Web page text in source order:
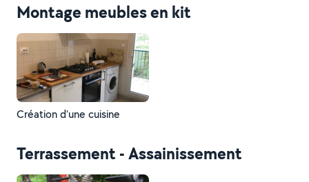
Montage meubles en kit
Création d’une cuisine
Terrassement - Assainissement